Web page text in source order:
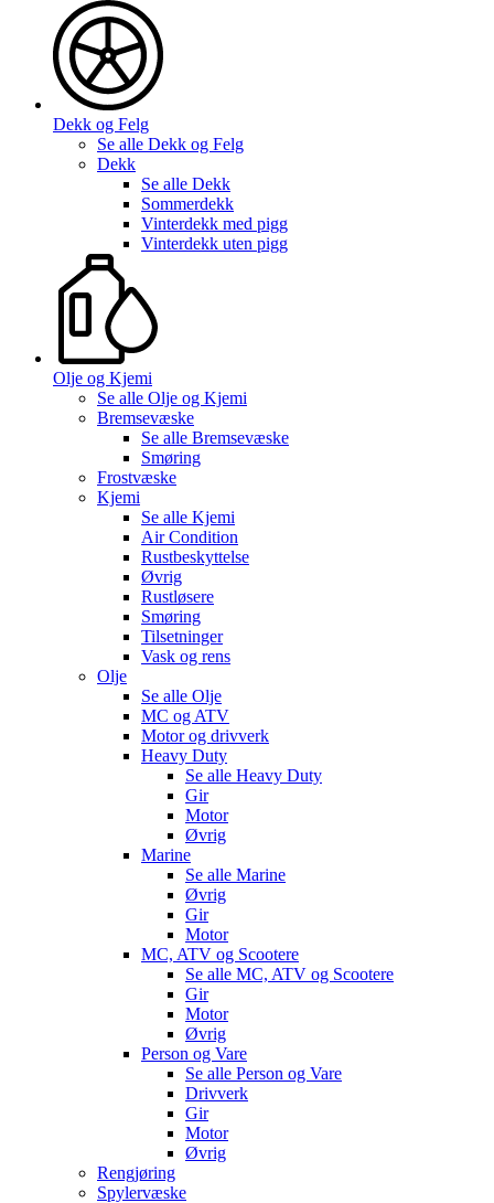
Dekk og Felg
Se alle Dekk og Felg
Dekk
Se alle Dekk
Sommerdekk
Vinterdekk med pigg
Vinterdekk uten pigg
Olje og Kjemi
Se alle Olje og Kjemi
Bremsevæske
Se alle Bremsevæske
Smøring
Frostvæske
Kjemi
Se alle Kjemi
Air Condition
Rustbeskyttelse
Øvrig
Rustløsere
Smøring
Tilsetninger
Vask og rens
Olje
Se alle Olje
MC og ATV
Motor og drivverk
Heavy Duty
Se alle Heavy Duty
Gir
Motor
Øvrig
Marine
Se alle Marine
Øvrig
Gir
Motor
MC, ATV og Scootere
Se alle MC, ATV og Scootere
Gir
Motor
Øvrig
Person og Vare
Se alle Person og Vare
Drivverk
Gir
Motor
Øvrig
Rengjøring
Spylervæske